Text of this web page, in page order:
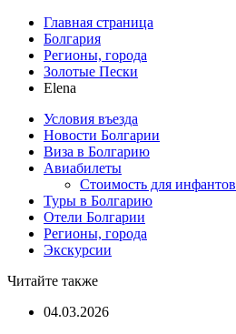
Главная страница
Болгария
Регионы, города
Золотые Пески
Elena
Условия въезда
Новости Болгарии
Виза в Болгарию
Авиабилеты
Стоимость для инфантов
Туры в Болгарию
Отели Болгарии
Регионы, города
Экскурсии
Читайте также
04.03.2026